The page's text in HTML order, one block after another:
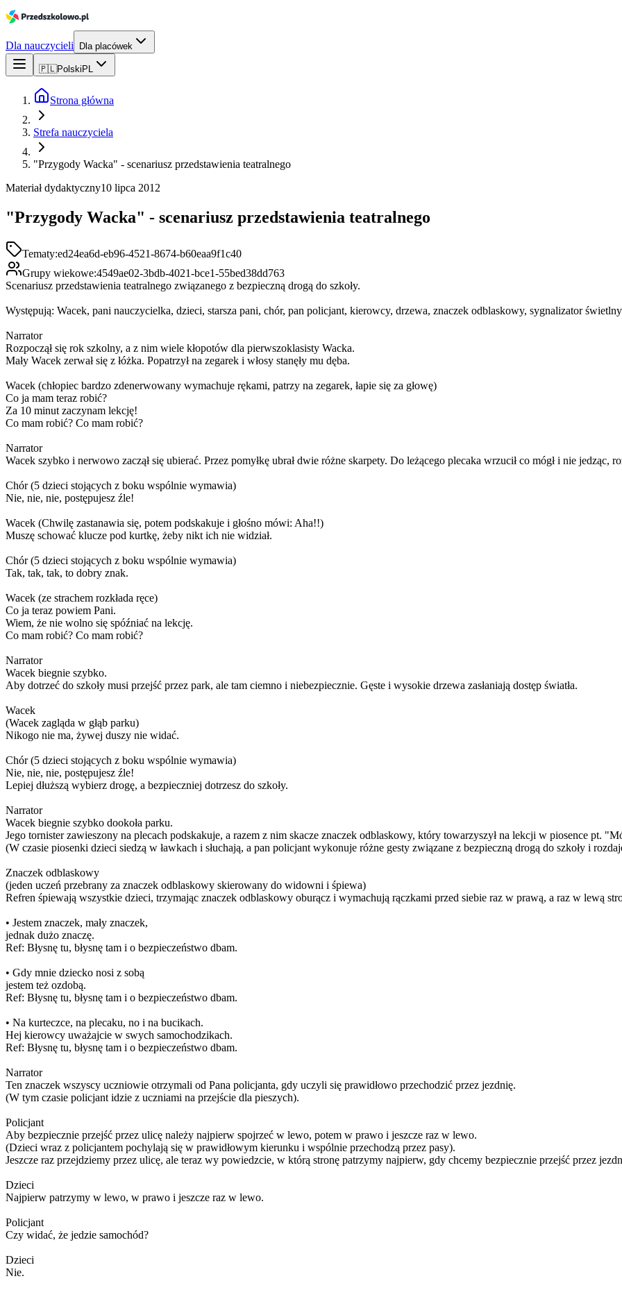
Dla nauczycieli Dla placówek
🇵🇱Polski PL
Strona główna
Strefa nauczyciela
"Przygody Wacka" - scenariusz przedstawienia teatralnego
Materiał dydaktyczny10 lipca 2012
"Przygody Wacka" - scenariusz przedstawienia teatralnego
Tematy:ed24ea6d-eb96-4521-8674-b60eaa9f1c40
Grupy wiekowe:4549ae02-3bdb-4021-bce1-55bed38dd763
Scenariusz przedstawienia teatralnego związanego z bezpieczną drogą do szkoły.
Występują: Wacek, pani nauczycielka, dzieci, starsza pani, chór, pan policjant, kierowcy, drzewa, znaczek odblaskowy, sygnalizator
Narrator
Rozpoczął się rok szkolny, a z nim wiele kłopotów dla pierwszoklasisty Wacka.
Mały Wacek zerwał się z łóżka. Popatrzył na zegarek i włosy stanęły mu dęba.
Wacek (chłopiec bardzo zdenerwowany wymachuje rękami, patrzy na zegarek, łapie się za głowę)
Co ja mam teraz robić?
Za 10 minut zaczynam lekcję!
Co mam robić? Co mam robić?
Narrator
Wacek szybko i nerwowo zaczął się ubierać. Przez pomyłkę ubrał dwie różne skarpety. Do leżącego plecaka wrzucił co mógł i nie jedząc,
Chór (5 dzieci stojących z boku wspólnie wymawia)
Nie, nie, nie, postępujesz źle!
Wacek (Chwilę zastanawia się, potem podskakuje i głośno mówi: Aha!!)
Muszę schować klucze pod kurtkę, żeby nikt ich nie widział.
Chór (5 dzieci stojących z boku wspólnie wymawia)
Tak, tak, tak, to dobry znak.
Wacek (ze strachem rozkłada ręce)
Co ja teraz powiem Pani.
Wiem, że nie wolno się spóźniać na lekcję.
Co mam robić? Co mam robić?
Narrator
Wacek biegnie szybko.
Aby dotrzeć do szkoły musi przejść przez park, ale tam ciemno i niebezpiecznie. Gęste i wysokie drzewa zasłaniają dostęp światła.
Wacek
(Wacek zagląda w głąb parku)
Nikogo nie ma, żywej duszy nie widać.
Chór (5 dzieci stojących z boku wspólnie wymawia)
Nie, nie, nie, postępujesz źle!
Lepiej dłuższą wybierz drogę, a bezpieczniej dotrzesz do szkoły.
Narrator
Wacek biegnie szybko dookoła parku.
Jego tornister zawieszony na plecach podskakuje, a razem z nim skacze znaczek odblaskowy, który towarzyszył na lekcji w piosence pt.
(W czasie piosenki dzieci siedzą w ławkach i słuchają, a pan policjant wykonuje różne gesty związane z bezpieczną drogą do szkoły i
Znaczek odblaskowy
(jeden uczeń przebrany za znaczek odblaskowy skierowany do widowni i śpiewa)
Refren śpiewają wszystkie dzieci, trzymając znaczek odblaskowy oburącz i wymachują rączkami przed siebie raz w prawą, a raz w lewą
• Jestem znaczek, mały znaczek,
jednak dużo znaczę.
Ref: Błysnę tu, błysnę tam i o bezpieczeństwo dbam.
• Gdy mnie dziecko nosi z sobą
jestem też ozdobą.
Ref: Błysnę tu, błysnę tam i o bezpieczeństwo dbam.
• Na kurteczce, na plecaku, no i na bucikach.
Hej kierowcy uważajcie w swych samochodzikach.
Ref: Błysnę tu, błysnę tam i o bezpieczeństwo dbam.
Narrator
Ten znaczek wszyscy uczniowie otrzymali od Pana policjanta, gdy uczyli się prawidłowo przechodzić przez jezdnię.
(W tym czasie policjant idzie z uczniami na przejście dla pieszych).
Policjant
Aby bezpiecznie przejść przez ulicę należy najpierw spojrzeć w lewo, potem w prawo i jeszcze raz w lewo.
(Dzieci wraz z policjantem pochylają się w prawidłowym kierunku i wspólnie przechodzą przez pasy).
Jeszcze raz przejdziemy przez ulicę, ale teraz wy powiedzcie, w którą stronę patrzymy najpierw, gdy chcemy bezpiecznie przejść przez
Dzieci
Najpierw patrzymy w lewo, w prawo i jeszcze raz w lewo.
Policjant
Czy widać, że jedzie samochód?
Dzieci
Nie.